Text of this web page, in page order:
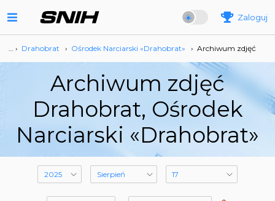
Zaloguj
… › Drahobrat › Ośrodek Narciarski «Drahobrat» › Archiwum zdjęć
Archiwum zdjęć
Drahobrat, Ośrodek
Narciarski «Drahobrat»